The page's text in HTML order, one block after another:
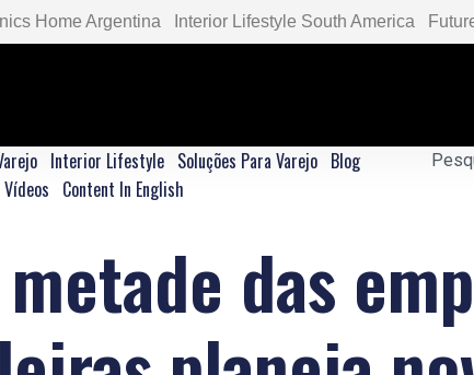
Home Argentina Interior Lifestyle South America
Interior Lifestyle Soluções Para Varejo Blog
Vídeos Content In English
das